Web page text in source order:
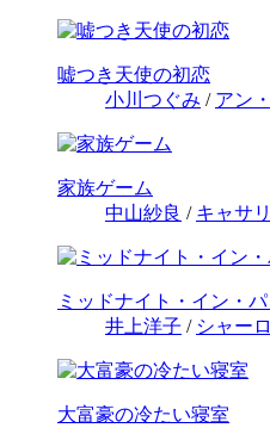
嘘つき天使の初恋
小川つぐみ / アン
家族ゲーム
中山紗良 / キャサ
ミッドナイト・イン・パ
井上洋子 / シャー
大富豪の冷たい寝室